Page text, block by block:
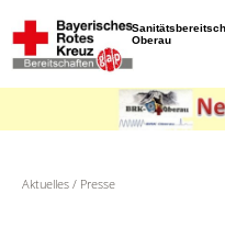
Oberau
Aktuelles Presse